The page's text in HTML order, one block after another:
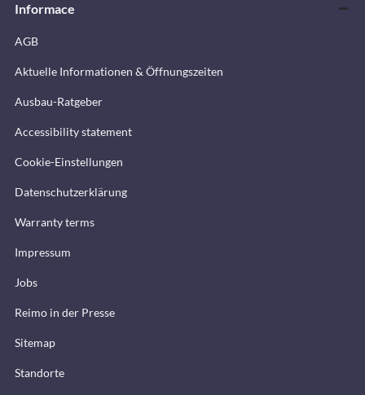
Informace
AGB
Aktuelle Informationen & Öffnungszeiten
Ausbau-Ratgeber
Accessibility statement
Cookie-Einstellungen
Datenschutzerklärung
Warranty terms
Impressum
Jobs
Reimo in der Presse
Sitemap
Standorte